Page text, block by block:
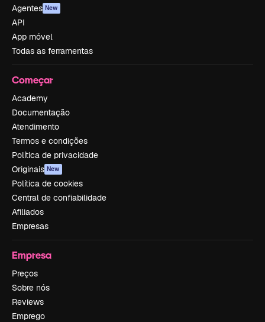
Agentes New
API
App móvel
Todas as ferramentas
Começar
Academy
Documentação
Atendimento
Termos e condições
Política de privacidade
Originais New
Política de cookies
Central de confiabilidade
Afiliados
Empresas
Empresa
Preços
Sobre nós
Reviews
Emprego